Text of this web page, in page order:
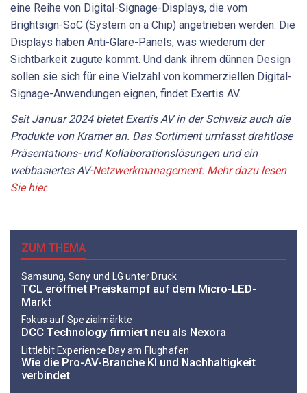
eine Reihe von Digital-Signage-Displays, die vom
Brightsign-SoC (System on a Chip) angetrieben werden. Die
Displays haben Anti-Glare-Panels, was wiederum der
Sichtbarkeit zugute kommt. Und dank ihrem dünnen Design
sollen sie sich für eine Vielzahl von kommerziellen Digital-
Signage-Anwendungen eignen, findet Exertis AV.
Seit Januar 2024 bietet Exertis AV in der Schweiz auch die
Produkte von Kramer an. Das Sortiment umfasst drahtlose
Präsentations- und Kollaborationslösungen und ein
webbasiertes AV-Netzwerkmanagement. Mehr dazu lesen
Sie hier.
ZUM THEMA
Samsung, Sony und LG unter Druck
TCL eröffnet Preiskampf auf dem Micro-LED-
Markt
Fokus auf Spezialmärkte
DCC Technology firmiert neu als Nexora
Littlebit Experience Day am Flughafen
Wie die Pro-AV-Branche KI und Nachhaltigkeit
verbindet